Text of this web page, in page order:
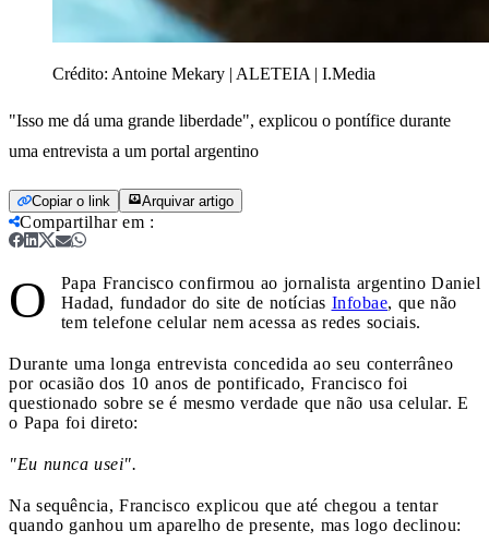
Crédito: Antoine Mekary | ALETEIA | I.Media
"Isso me dá uma grande liberdade", explicou o pontífice durante
uma entrevista a um portal argentino
Copiar o link Arquivar artigo
Compartilhar em :
O
Papa Francisco confirmou ao jornalista argentino Daniel
Hadad, fundador do site de notícias Infobae, que não
tem telefone celular nem acessa as redes sociais.
Durante uma longa entrevista concedida ao seu conterrâneo
por ocasião dos 10 anos de pontificado, Francisco foi
questionado sobre se é mesmo verdade que não usa celular. E
o Papa foi direto:
"Eu nunca usei".
Na sequência, Francisco explicou que até chegou a tentar
quando ganhou um aparelho de presente, mas logo declinou: